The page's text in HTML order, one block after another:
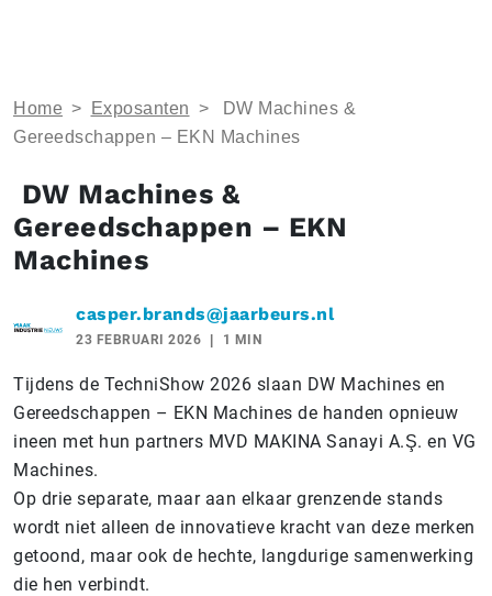
Home > Exposanten >
DW Machines &
Gereedschappen – EKN Machines
DW Machines &
Gereedschappen – EKN
Machines
casper.brands@jaarbeurs.nl
23 FEBRUARI 2026 1 MIN
Tijdens de TechniShow 2026 slaan DW Machines en
Gereedschappen – EKN Machines de handen opnieuw
ineen met hun partners MVD MAKINA Sanayi A.Ş. en VG
Machines.
Op drie separate, maar aan elkaar grenzende stands
wordt niet alleen de innovatieve kracht van deze merken
getoond, maar ook de hechte, langdurige samenwerking
die hen verbindt.